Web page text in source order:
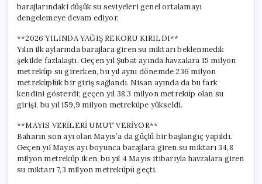
barajlarındaki düşük su seviyeleri genel ortalamayı
dengelemeye devam ediyor.
**2026 YILINDA YAĞIŞ REKORU KIRILDI**
Yılın ilk aylarında barajlara giren su miktarı beklenmedik
şekilde fazlalaştı. Geçen yıl Şubat ayında havzalara 15 milyon
metreküp su girerken, bu yıl aynı dönemde 236 milyon
metreküplük bir giriş sağlandı. Nisan ayında da bu fark
kendini gösterdi; geçen yıl 38,3 milyon metreküp olan su
girişi, bu yıl 159,9 milyon metreküpe yükseldi.
**MAYIS VERİLERİ UMUT VERİYOR**
Baharın son ayı olan Mayıs’a da güçlü bir başlangıç yapıldı.
Geçen yıl Mayıs ayı boyunca barajlara giren su miktarı 34,8
milyon metreküp iken, bu yıl 4 Mayıs itibarıyla havzalara giren
su miktarı 7,3 milyon metreküpü geçti.